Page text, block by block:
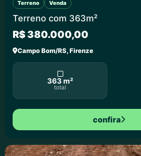
Terreno Venda
Terreno com 363m²
R$ 380.000,00
Campo Bom/RS, Firenze
363 m²
total
confira